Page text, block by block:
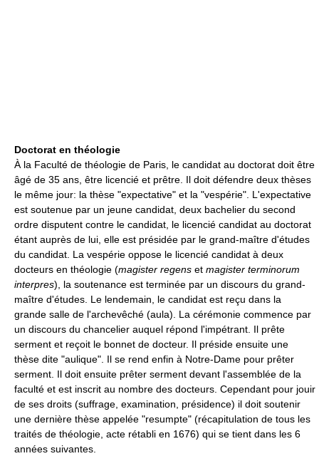
Doctorat en théologie
À la Faculté de théologie de Paris, le candidat au doctorat doit être
âgé de 35 ans, être licencié et prêtre. Il doit défendre deux thèses
le même jour: la thèse "expectative" et la "vespérie". L'expectative
est soutenue par un jeune candidat, deux bachelier du second
ordre disputent contre le candidat, le licencié candidat au doctorat
étant auprès de lui, elle est présidée par le grand-maître d'études
du candidat. La vespérie oppose le licencié candidat à deux
docteurs en théologie (magister regens et magister terminorum
interpres), la soutenance est terminée par un discours du grand-
maître d'études. Le lendemain, le candidat est reçu dans la
grande salle de l'archevêché (aula). La cérémonie commence par
un discours du chancelier auquel répond l'impétrant. Il prête
serment et reçoit le bonnet de docteur. Il préside ensuite une
thèse dite "aulique". Il se rend enfin à Notre-Dame pour prêter
serment. Il doit ensuite prêter serment devant l'assemblée de la
faculté et est inscrit au nombre des docteurs. Cependant pour jouir
de ses droits (suffrage, examination, présidence) il doit soutenir
une dernière thèse appelée "resumpte" (récapitulation de tous les
traités de théologie, acte rétabli en 1676) qui se tient dans les 6
années suivantes.